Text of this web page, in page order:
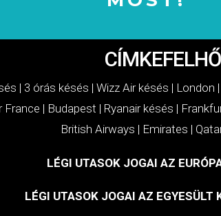
CÍMKEFELHŐ
| 3 órás késés | Wizz Air késés | London |
France | Budapest | Ryanair késés |
British Airways | Emirates |
LÉGI UTASOK JOGAI AZ
LÉGI UTASOK JOGAI AZ EGYESÜLT